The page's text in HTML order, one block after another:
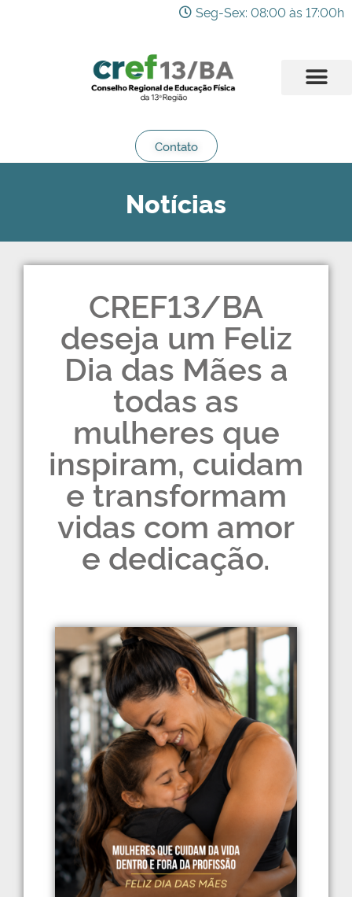
Seg-Sex: 08:00 às 17:00h
Contato
Notícias
CREF13/BA
deseja um Feliz
Dia das Mães a
todas as
mulheres que
inspiram, cuidam
e transformam
vidas com amor
e dedicação.